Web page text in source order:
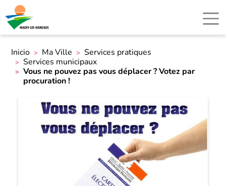
Inicio Ma Ville
Services pratiques
Services municipaux
Vous ne pouvez pas vous déplacer ? Votez par
procuration !